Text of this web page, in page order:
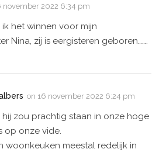
november 2022 6:34 pm
het winnen voor mijn
Nina, zij is eergisteren geboren…….
on 16 november 2022 6:24 pm
hij zou prachtig staan in onze hoge
op onze vide.
woonkeuken meestal redelijk in